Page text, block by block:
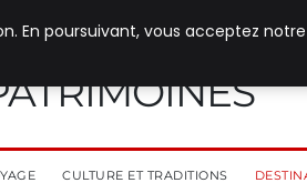
CULTURE ET TRADITIONS
En poursuivant, vous acceptez